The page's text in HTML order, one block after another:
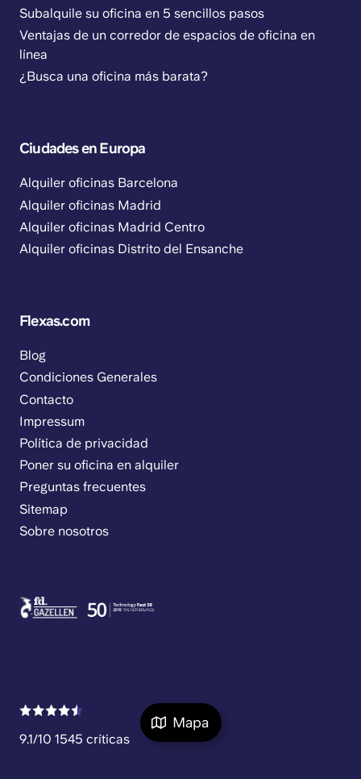
Mapa
Subalquile su oficina en 5 sencillos pasos
Ventajas de un corredor de espacios de oficina en
línea
¿Busca una oficina más barata?
Ciudades en Europa
Alquiler oficinas Barcelona
Alquiler oficinas Madrid
Alquiler oficinas Madrid Centro
Alquiler oficinas Distrito del Ensanche
Flexas.com
Blog
Condiciones Generales
Contacto
Impressum
Política de privacidad
Poner su oficina en alquiler
Preguntas frecuentes
Sitemap
Sobre nosotros
9.1/10 1545 críticas